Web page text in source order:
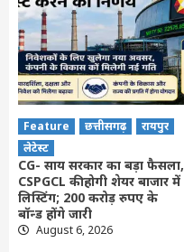
Feature छत्तीसगढ़
रायपुर
लेटेस्ट
CG- साय सरकार का बड़ा फैसला,
CSPGCL की होगी शेयर बाजार में
लिस्टिंग; 200 करोड़ रुपए के
बॉन्ड होंगे जारी
August 6, 2026